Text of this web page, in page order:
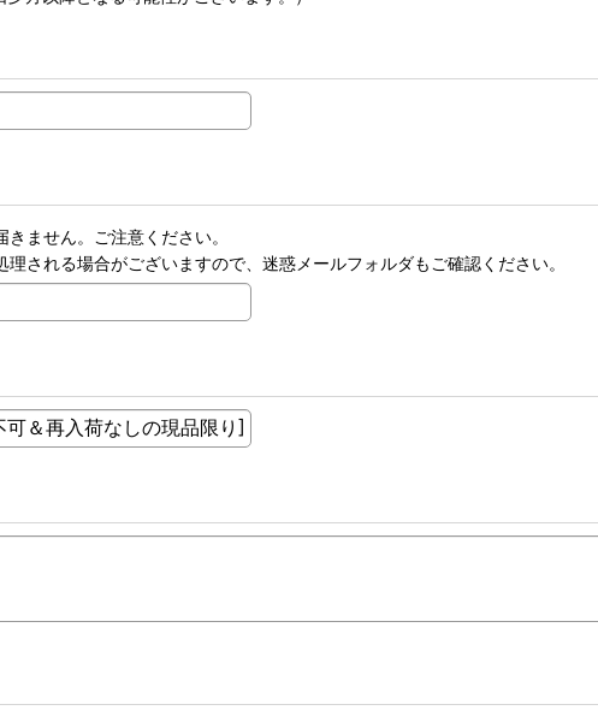
ません。ご注意ください。
される場合がございますので、迷惑メールフォルダもご確認ください。